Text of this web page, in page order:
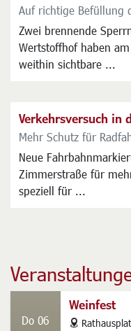
Auf richtige Befüllung
Zwei brennende
Wertstoffhof haben
weithin sichtbare ...
Verkehrsversuch in
Mehr Schutz für
Neue
Zimmerstraße für
speziell für ...
Weinfest
Do 06 address